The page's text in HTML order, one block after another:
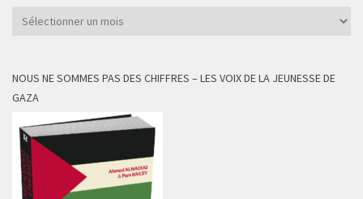
Archives
NOUS NE SOMMES PAS DES CHIFFRES – LES VOIX DE LA JEUNESSE DE
GAZA